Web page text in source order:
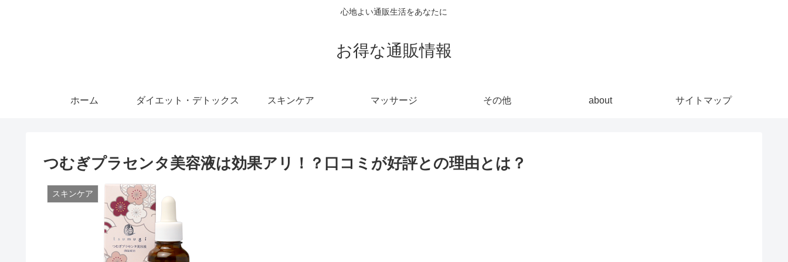
心地よい通販生活をあなたに
お得な通販情報
ホーム ダイエット・デトックス スキンケア マッサージ その他 about サイトマップ
つむぎプラセンタ美容液は効果アリ！？口コミが好評との理由とは？
スキンケア